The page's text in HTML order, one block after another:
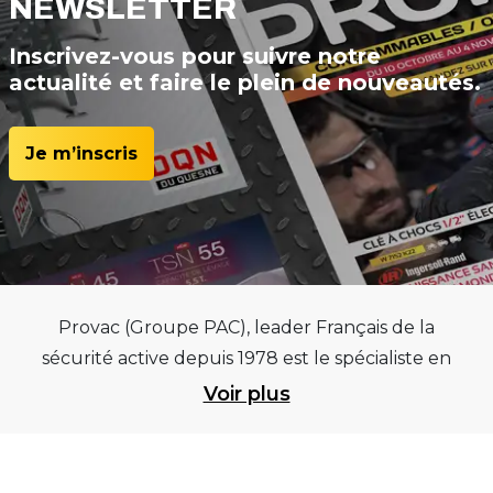
NEWSLETTER
Inscrivez-vous pour suivre notre
actualité et faire le plein de nouveautés.
Je m’inscris
Provac (Groupe PAC), leader Français de la
sécurité active depuis 1978 est le spécialiste en
équipements pour garages et centres
Voir plus